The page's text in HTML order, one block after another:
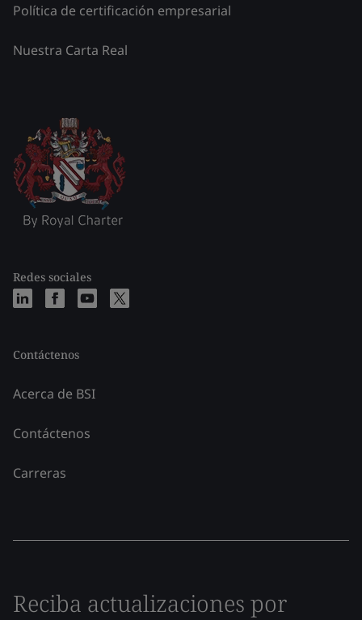
Política de certificación empresarial
Nuestra Carta Real
Redes sociales
Contáctenos
Acerca de BSI
Contáctenos
Carreras
Reciba actualizaciones por